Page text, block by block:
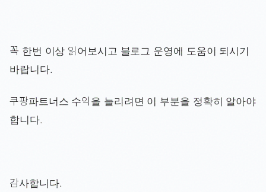
꼭 한번 이상 읽어보시고 블로그 운영에 도움이 되시기
바랍니다.
쿠팡파트너스 수익을 늘리려면 이 부분을 정확히 알아야
합니다.
감사합니다.